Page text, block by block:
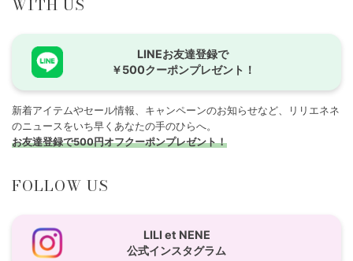
WITH US
LINEお友達登録で
￥500クーポンプレゼント！
新着アイテムやセール情報、キャンペーンのお知らせなど、リリエネネ
のニュースをいち早くあなたの手のひらへ。
お友達登録で500円オフクーポンプレゼント！
FOLLOW US
LILI et NENE
公式インスタグラム